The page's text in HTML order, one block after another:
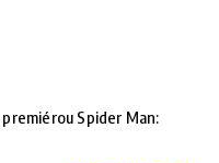
Spider Man: